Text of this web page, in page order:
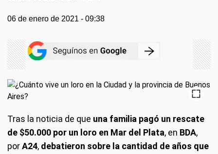
06 de enero de 2021 - 09:38
Tras la noticia de que una familia pagó un rescate
de $50.000 por un loro en Mar del Plata, en BDA,
porA24, debatieron sobre la cantidad de años que